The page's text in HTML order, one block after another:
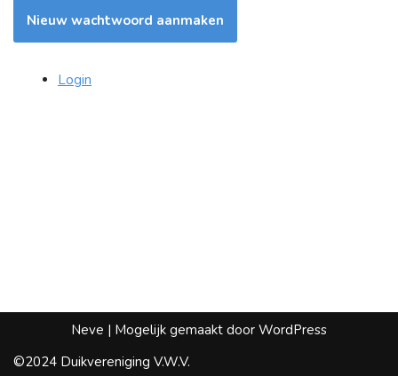
Nieuw wachtwoord aanmaken
Login
Neve | Mogelijk gemaakt door WordPress
©2024 Duikvereniging V.W.V.